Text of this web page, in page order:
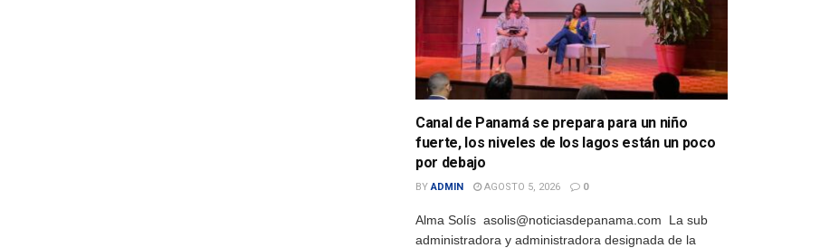
Canal de Panamá se prepara para un niño
fuerte, los niveles de los lagos están un poco
por debajo
BY ADMIN AGOSTO 5, 2026 0
Alma Solís asolis@noticiasdepanama.com La sub
administradora y administradora designada de la